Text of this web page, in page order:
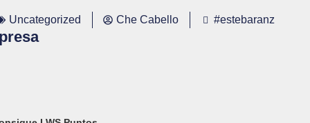
Uncategorized Che Cabello #estebaranz